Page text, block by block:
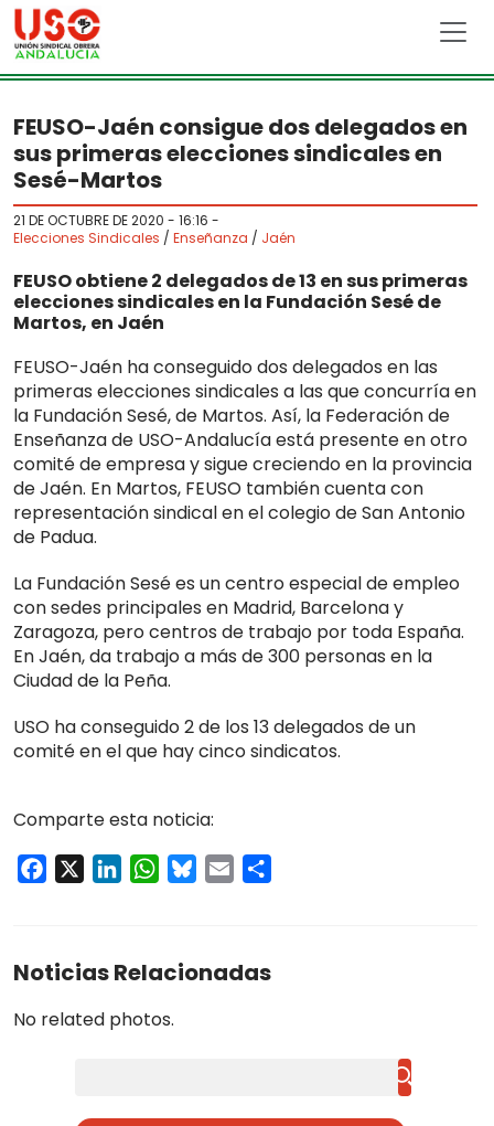
Skip to main content
FEUSO-Jaén consigue dos delegados en
sus primeras elecciones sindicales en
Sesé-Martos
21 DE OCTUBRE DE 2020 - 16:16 -
Elecciones Sindicales / Enseñanza / Jaén
FEUSO obtiene 2 delegados de 13 en sus primeras
elecciones sindicales en la Fundación Sesé de
Martos, en Jaén
FEUSO-Jaén ha conseguido dos delegados en las
primeras elecciones sindicales a las que concurría en
la Fundación Sesé, de Martos. Así, la Federación de
Enseñanza de USO-Andalucía está presente en otro
comité de empresa y sigue creciendo en la provincia
de Jaén. En Martos, FEUSO también cuenta con
representación sindical en el colegio de San Antonio
de Padua.
La Fundación Sesé es un centro especial de empleo
con sedes principales en Madrid, Barcelona y
Zaragoza, pero centros de trabajo por toda España.
En Jaén, da trabajo a más de 300 personas en la
Ciudad de la Peña.
USO ha conseguido 2 de los 13 delegados de un
comité en el que hay cinco sindicatos.
Comparte esta noticia:
Facebook LinkedInWhatsApp
Bluesky
Email
Noticias Relacionadas
No related photos.